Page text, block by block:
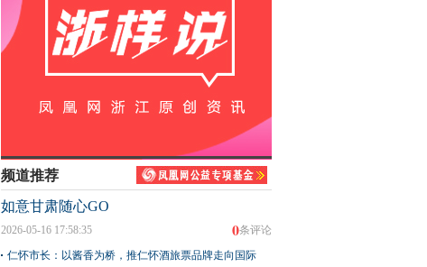
频道推荐
如意甘肃随心GO
0条评论
2026-05-16 17:58:35
仁怀市长：以酱香为桥，推仁怀酒旅票品牌走向国际